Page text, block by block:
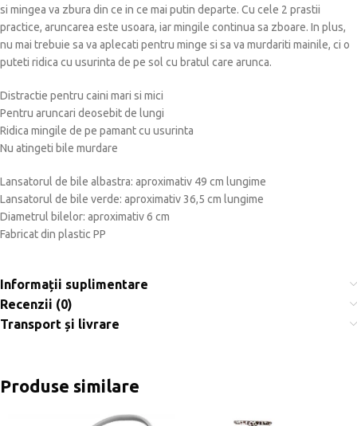
si mingea va zbura din ce in ce mai putin departe. Cu cele 2 prastii
practice, aruncarea este usoara, iar mingile continua sa zboare. In plus,
nu mai trebuie sa va aplecati pentru minge si sa va murdariti mainile, ci o
puteti ridica cu usurinta de pe sol cu ​​bratul care arunca.
Distractie pentru caini mari si mici
Pentru aruncari deosebit de lungi
Ridica mingile de pe pamant cu usurinta
Nu atingeti bile murdare
Lansatorul de bile albastra: aproximativ 49 cm lungime
Lansatorul de bile verde: aproximativ 36,5 cm lungime
Diametrul bilelor: aproximativ 6 cm
Fabricat din plastic PP
Informații suplimentare
Recenzii (0)
Transport și livrare
Produse similare